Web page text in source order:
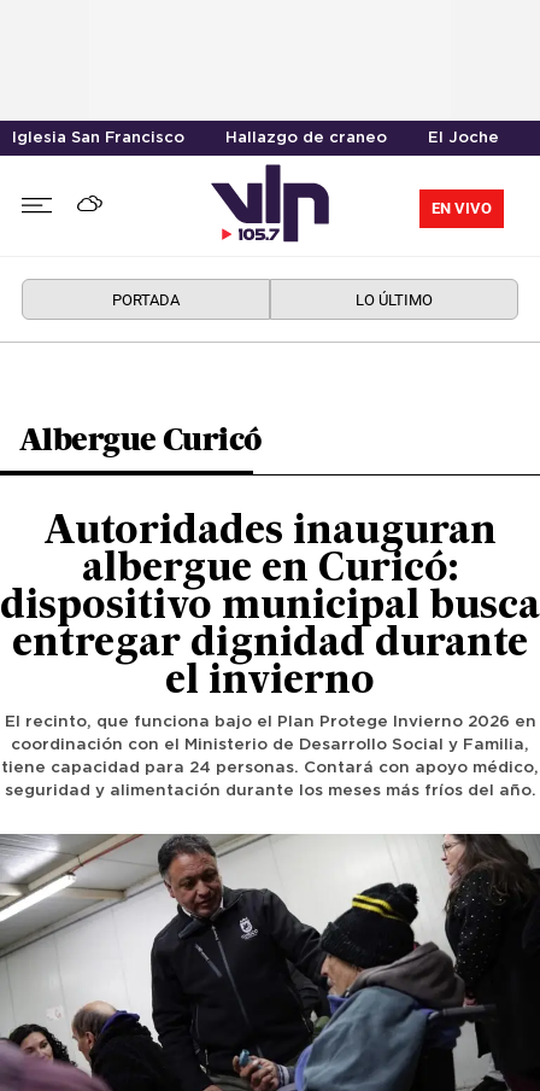
Iglesia San Francisco Hallazgo de craneo El Joche
EN VIVO
PORTADA LO ÚLTIMO
Albergue Curicó
Autoridades inauguran
albergue en Curicó:
dispositivo municipal busca
entregar dignidad durante
el invierno
El recinto, que funciona bajo el Plan Protege Invierno 2026 en
coordinación con el Ministerio de Desarrollo Social y Familia,
tiene capacidad para 24 personas. Contará con apoyo médico,
seguridad y alimentación durante los meses más fríos del año.